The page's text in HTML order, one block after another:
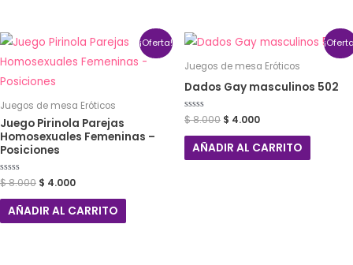
¡Oferta!
Juegos de mesa Eróticos
Juego Pirinola Parejas
Homosexuales Femeninas –
Posiciones
Valorado
con
0
$8.000 $ 4.000
AÑADIR AL CARRITO
Juegos de mesa Eróticos
Dados Gay masculinos 502
Valorado
con
0
$8.000 $ 4.000
AÑADIR AL CARRITO